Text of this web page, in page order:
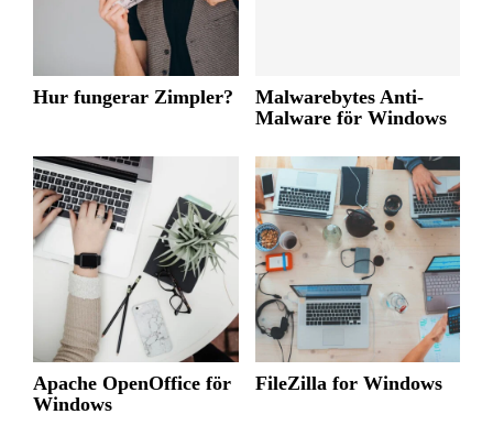
Hur fungerar Zimpler?
Malwarebytes Anti-
Malware för Windows
Apache OpenOffice för
Windows
FileZilla for Windows